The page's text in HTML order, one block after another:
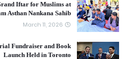
Iftar for Muslims at
Asthan Nankana Sahib
March 11, 2026
Fundraiser and Book
Launch Held in Toronto